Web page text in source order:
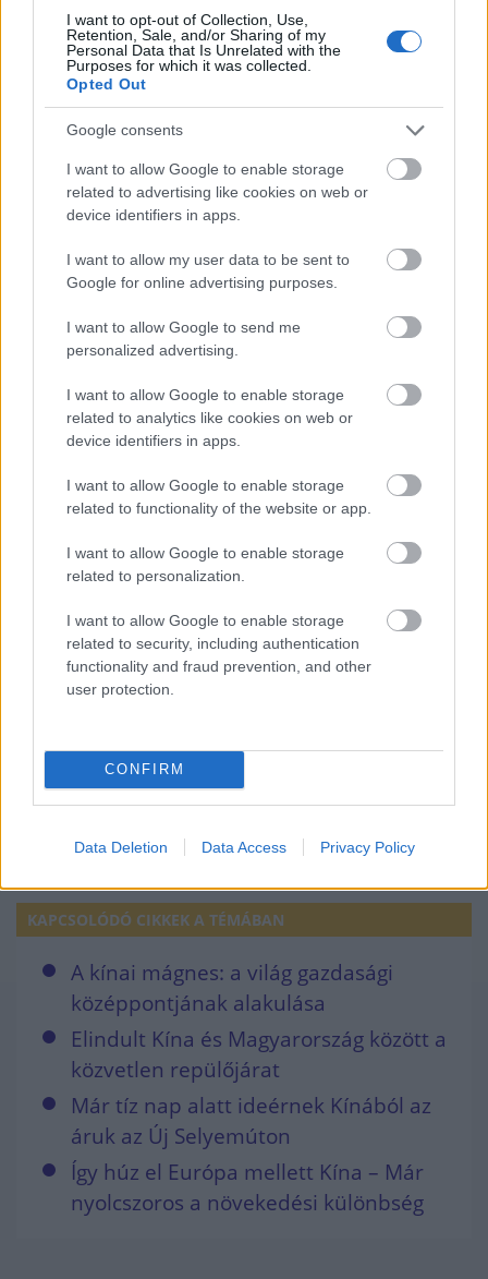
I want to opt-out of Collection, Use,
Retention, Sale, and/or Sharing of my
Personal Data that Is Unrelated with the
Purposes for which it was collected.
Opted Out
Google consents
I want to allow Google to enable storage
related to advertising like cookies on web or
device identifiers in apps.
I want to allow my user data to be sent to
Google for online advertising purposes.
I want to allow Google to send me
personalized advertising.
I want to allow Google to enable storage
related to analytics like cookies on web or
device identifiers in apps.
I want to allow Google to enable storage
related to functionality of the website or app.
I want to allow Google to enable storage
related to personalization.
I want to allow Google to enable storage
related to security, including authentication
functionality and fraud prevention, and other
user protection.
CONFIRM
Data Deletion Data Access Privacy Policy
változtatja meg a világgazdaság sokáig
meghatározó USA centrikusságát, mert a világ
egyre inkább „kitettebb” lesz Kínának. A
globális értékesítésben gondolkodó vállaltok
mind a kínai piac kegyét fogja keresni, amely
komoly hatalmat jelent Peking számára (pl.
sztenderdek bevezetésén keresztül való
szabályozás, gazdasági nyomásgyakorlás stb.).
Ennek tükrében az amerikai kereskedelmi
1) mert az amerikai kormány azt kockáztatja,
piacról,
2) az amerikai szövetségesek biztosan nem
akarják a kínai piacokat elveszteni.
Természetesen a Kínától leginkább függő
országok pont nem a nagy gazdasági
centrumok lesznek, hanem a kisebb, földrajzi
tette hozzá a szenior elemző.
USA MCKINSEY ESZTERHAI VIKTOR
KAPCSOLÓDÓ CIKKEK A TÉMÁBAN
A kínai mágnes: a világ gazdasági
középpontjának alakulása
Elindult Kína és Magyarország között a
közvetlen repülőjárat
Már tíz nap alatt ideérnek Kínából az
áruk az Új Selyemúton
Így húz el Európa mellett Kína – Már
nyolcszoros a növekedési különbség